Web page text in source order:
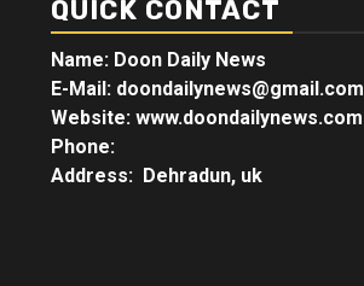
QUICK CONTACT
Name: Doon Daily News
E-Mail: doondailynews@gmail.com
Website: www.doondailynews.com
Phone:
Address: Dehradun, uk